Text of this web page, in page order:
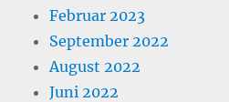
Februar 2023
September 2022
August 2022
Juni 2022